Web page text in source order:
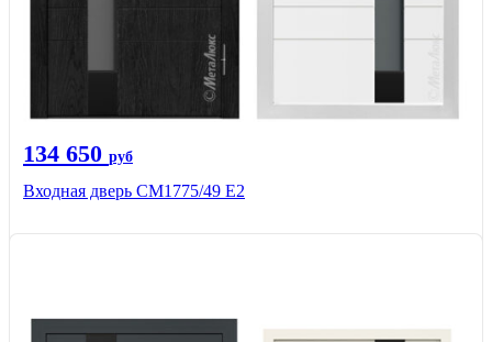
134 650 руб
Входная дверь СМ1775/49 Е2